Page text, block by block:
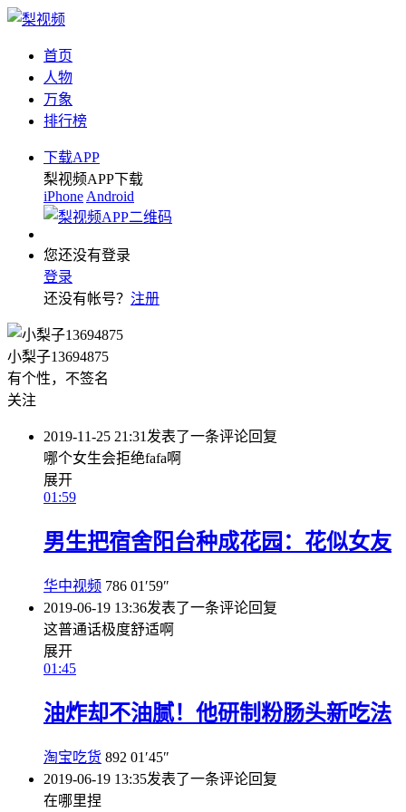
首页
人物
万象
排行榜
下载APP
梨视频APP下载
iPhone Android
您还没有登录
登录
还没有帐号？ 注册
小梨子13694875
有个性，不签名
关注
2019-11-25 21:31 发表了一条评论回复
哪个女生会拒绝fafa啊
展开
01:59
男生把宿舍阳台种成花园：花似女友
华中视频 786 01′59″
2019-06-19 13:36发表了一条评论回复
这普通话极度舒适啊
展开
01:45
油炸却不油腻！他研制粉肠头新吃法
淘宝吃货 892 01′45″
2019-06-19 13:35发表了一条评论回复
在哪里捏